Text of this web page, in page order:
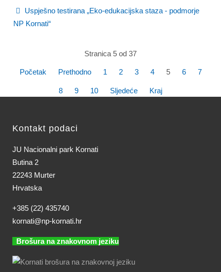
Uspješno testirana „Eko-edukacijska staza - podmorje
NP Kornati“
Stranica 5 od 37
Početak Prethodno 1 2 3 4 5 6 7
8 9 10 Sljedeće Kraj
Kontakt podaci
JU Nacionalni park Kornati
Butina 2
22243 Murter
Hrvatska
+385 (22) 435740
kornati@np-kornati.hr
Brošura na znakovnom jeziku